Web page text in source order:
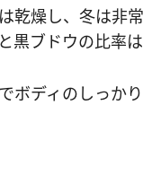
乾燥し、冬は非
黒ブドウの比率は
ボディのしっか